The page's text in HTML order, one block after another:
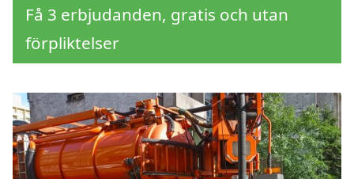
Få 3 erbjudanden, gratis och utan
förpliktelser